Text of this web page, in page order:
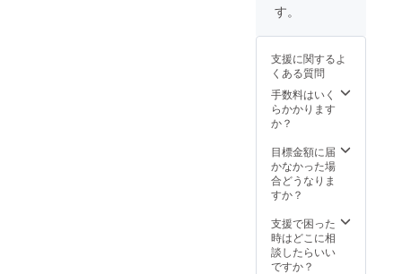
NHK
ター）
②三宅
哲之さ
ん（起
業ス
のフ
リー
エー
ジェン
デミー
学長）
③石井
めぐみ
業や出
するワ
ンポイ
ント･ア
ドバイ
スがも
ランチ
会食へ
の無料
招待
５名よ
り選択
＋大杉
潤との
10冊謹
（14,04
0円相
当、希
望者に
著者サ
３．大
杉潤の
個人コ
ンサル
グ3ヶ月
（3ヶ月
特別
コース
す。
支援に関するよ
くある質問
手数料はいく
らかかります
か？
目標金額に届
かなかった場
合どうなりま
すか？
支援で困った
時はどこに相
談したらいい
ですか？